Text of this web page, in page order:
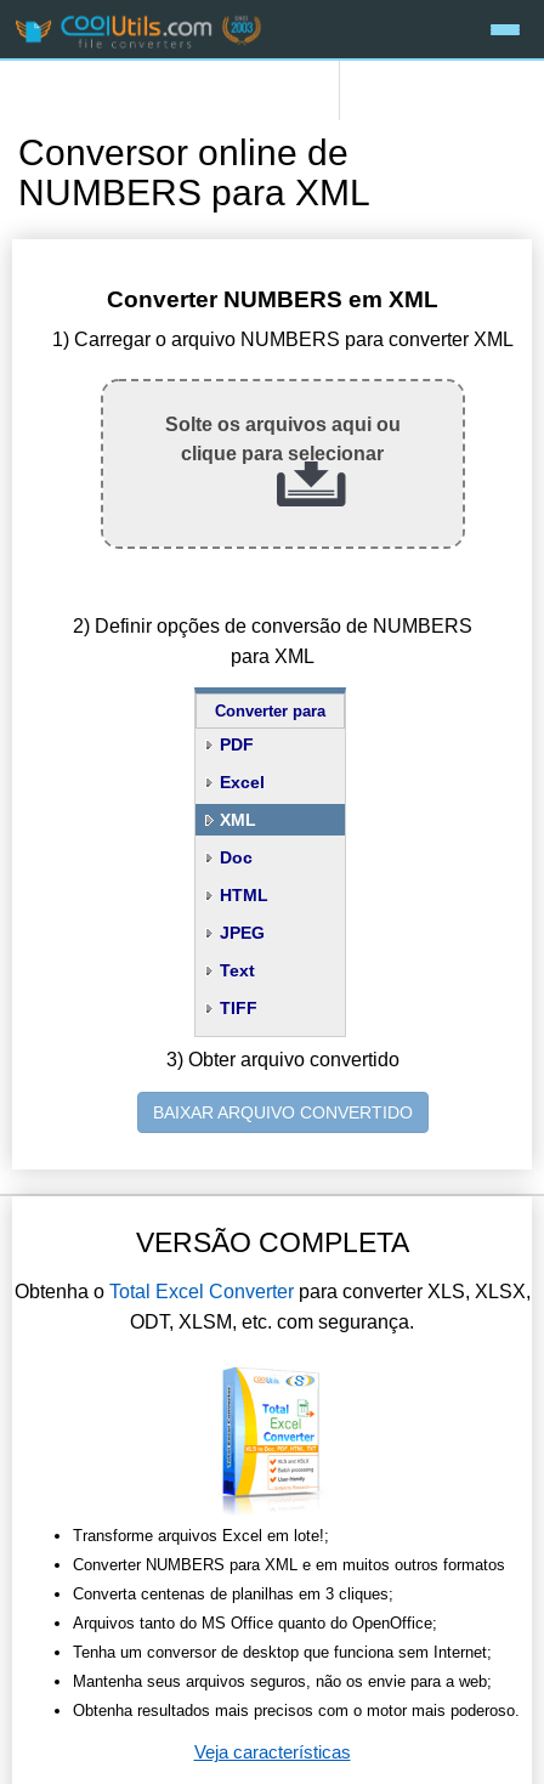
Conversor online de
NUMBERS para XML
Converter NUMBERS em XML
1) Carregar o arquivo NUMBERS para converter XML
Solte os arquivos aqui ou
clique para selecionar
2) Definir opções de conversão de NUMBERS
para XML
Converter para
PDF
Excel
XML
Doc
HTML
JPEG
Text
TIFF
3) Obter arquivo convertido
BAIXAR ARQUIVO CONVERTIDO
VERSÃO COMPLETA
Obtenha o Total Excel Converterpara converter XLS, XLSX,
ODT, XLSM, etc. com segurança.
Transforme arquivos Excel em lote!;
Converter NUMBERS para XML e em muitos outros formatos
Converta centenas de planilhas em 3 cliques;
Arquivos tanto do MS Office quanto do OpenOffice;
Tenha um conversor de desktop que funciona sem Internet;
Mantenha seus arquivos seguros, não os envie para a web;
Obtenha resultados mais precisos com o motor mais poderoso.
Veja características